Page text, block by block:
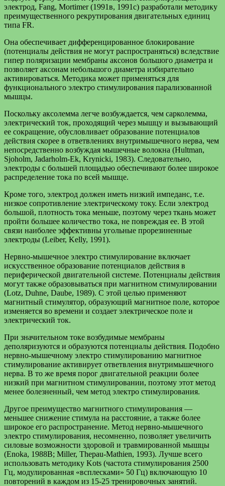
электрод, Fang, Mortimer (1991в, 1991с) разработали методику
преимущественного рекрутирования двигательных единиц
типа FR.
Она обеспечивает дифференцированное блокирование
(потенциалы действия не могут распространяться) вследствие
гипер поляризации мембраны аксонов большого диаметра и
позволяет аксонам небольшого диаметра избирательно
активироваться. Методика может применяться для
функционального электро стимулирования парализованной
мышцы.
Поскольку аксолемма легче возбуждается, чем сарколемма,
электрический ток, проходящий через мышцу и вызывающий
ее сокращение, обусловливает образование потенциалов
действия скорее в ответвлениях внутримышечного нерва, чем
непосредственно возбуждая мышечные волокна (Hultman,
Sjoholm, Jadarholm-Ek, Krynicki, 1983). Следовательно,
электроды с большей площадью обеспечивают более широкое
распределение тока по всей мышце.
Кроме того, электрод должен иметь низкий импеданс, т.е.
низкое сопротивление электрическому току. Если электрод
большой, плотность тока меньше, поэтому через ткань может
пройти большее количество тока, не повреждая ее. В этой
связи наиболее эффективны угольные прорезиненные
электроды (Leiber, Kelly, 1991).
Нервно-мышечное электро стимулирование включает
искусственное образование потенциалов действия в
периферической двигательной системе. Потенциалы действия
могут также образовываться при магнитном стимулировании
(Lotz, Duhne, Daube, 1989). С этой целью применяют
магнитный стимулятор, образующий магнитное поле, которое
изменяется во времени и создает электрическое поле и
электрический ток.
При значительном токе возбудимые мембраны
деполяризуются и образуются потенциалы действия. Подобно
нервно-мышечному электро стимулированию магнитное
стимулирование активирует ответвления внутримышечного
нерва. В то же время порог двигательной реакции более
низкий при магнитном стимулировании, поэтому этот метод
менее болезненный, чем метод электро стимулирования.
Другое преимущество магнитного стимулирования —
меньшее снижение стимула на расстояние, а также более
широкое его распространение. Метод нервно-мышечного
электро стимулирования, несомненно, позволяет увеличить
силовые возможности здоровой и травмированной мышцы
(Enoka, 1988B; Miller, Thepau-Mathien, 1993). Лучше всего
использовать методику Kots (частота стимулирования 2500
Гц, модулированная «всплесками» 50 Гц) включающую 10
повторений в каждом из 15-25 тренировочных занятий.